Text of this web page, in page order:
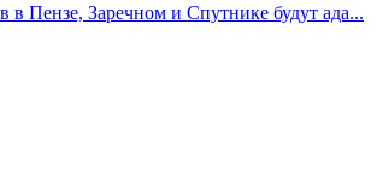
в Пензе, Заречном и Спутнике будут ада...